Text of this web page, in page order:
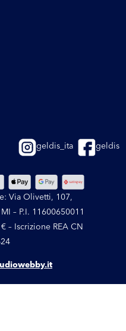
geldis_ita geldis
Via Olivetti, 107,
– P.I. 11600650011
– Iscrizione REA CN